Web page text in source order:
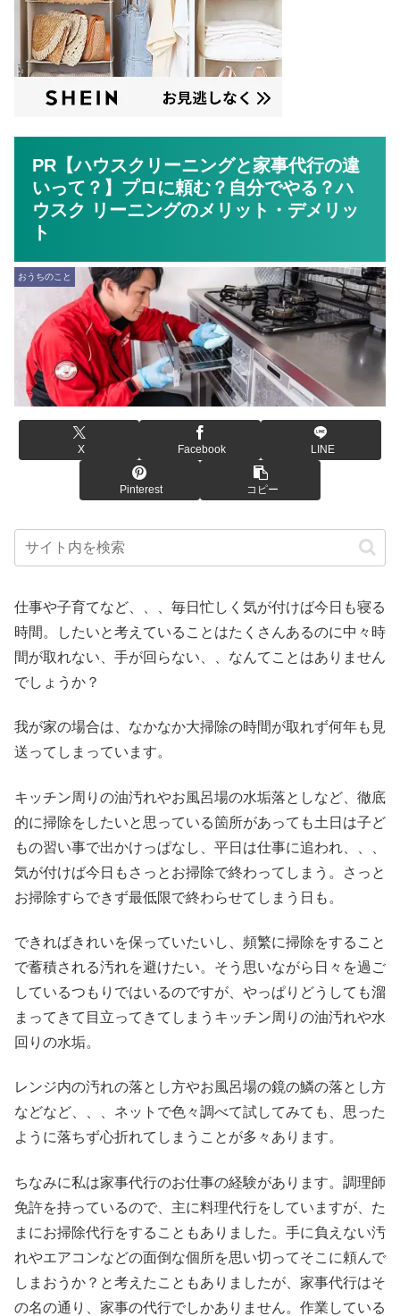
PR【ハウスクリーニングと家事代行の違
いって？】プロに頼む？自分でやる？ハ
ウスク リーニングのメリット・デメリッ
ト
おうちのこと
X Facebook LINE
Pinterest コピー
仕事や子育てなど、、、毎日忙しく気が付けば今日も寝る
時間。したいと考えていることはたくさんあるのに中々時
間が取れない、手が回らない、、なんてことはありません
でしょうか？
我が家の場合は、なかなか大掃除の時間が取れず何年も見
送ってしまっています。
キッチン周りの油汚れやお風呂場の水垢落としなど、徹底
的に掃除をしたいと思っている箇所があっても土日は子ど
もの習い事で出かけっぱなし、平日は仕事に追われ、、、
気が付けば今日もさっとお掃除で終わってしまう。さっと
お掃除すらできず最低限で終わらせてしまう日も。
できればきれいを保っていたいし、頻繁に掃除をすること
で蓄積される汚れを避けたい。そう思いながら日々を過ご
しているつもりではいるのですが、やっぱりどうしても溜
まってきて目立ってきてしまうキッチン周りの油汚れや水
回りの水垢。
レンジ内の汚れの落とし方やお風呂場の鏡の鱗の落とし方
などなど、、、ネットで色々調べて試してみても、思った
ように落ちず心折れてしまうことが多々あります。
ちなみに私は家事代行のお仕事の経験があります。調理師
免許を持っているので、主に料理代行をしていますが、た
まにお掃除代行をすることもありました。手に負えない汚
れやエアコンなどの面倒な個所を思い切ってそこに頼んで
しまおうか？と考えたこともありましたが、家事代行はそ
の名の通り、家事の代行でしかありません。作業している